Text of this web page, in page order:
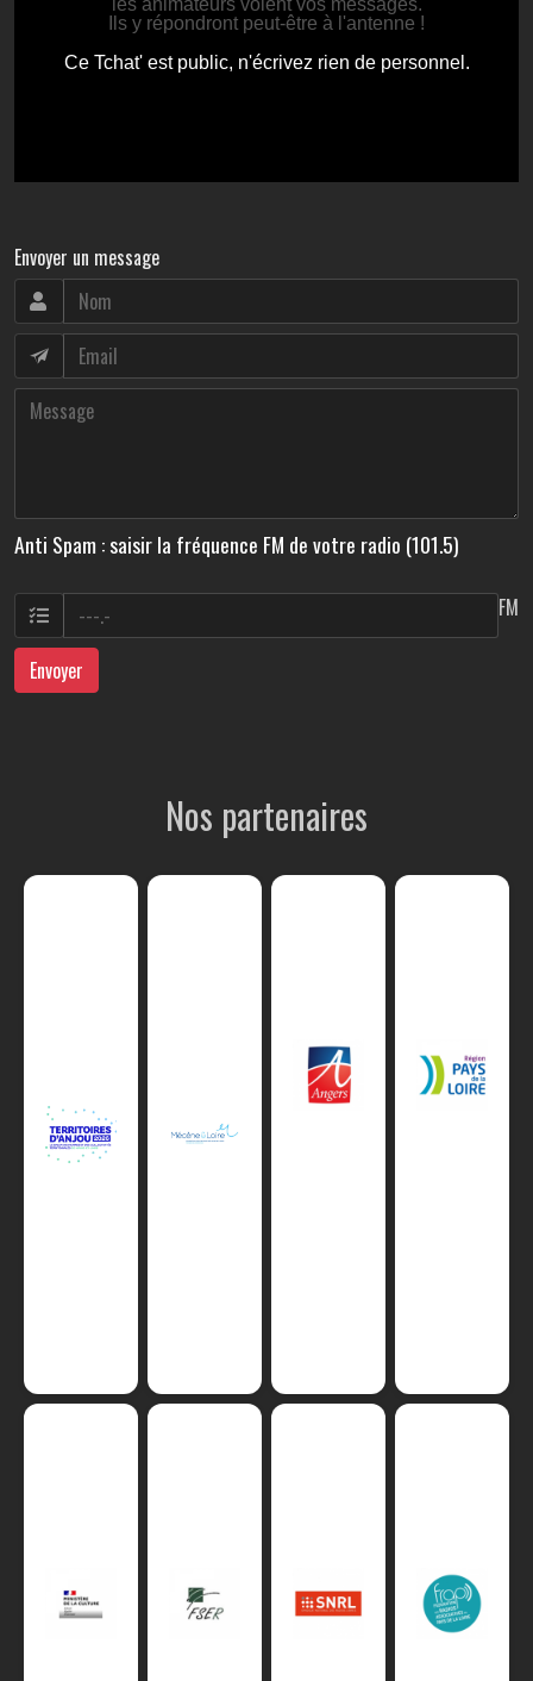
Envoyer un message
Anti Spam : saisir la fréquence FM de votre radio (101.5)
FM
Envoyer
Nos partenaires